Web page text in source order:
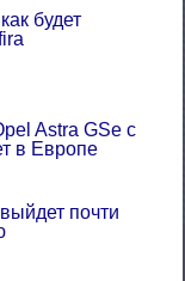
будет
Astra GSe с
в Европе
почти